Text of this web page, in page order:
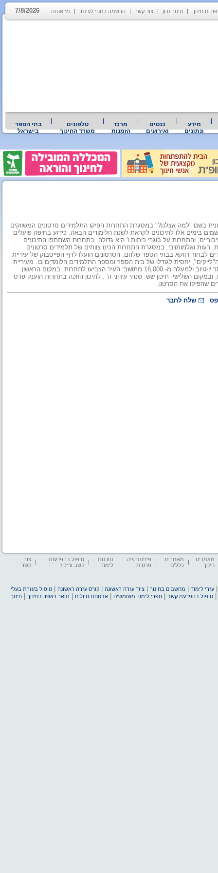
פורום חינוך חינוך נכון צור קשר הרשמה כמנוי לעיתון מי אנחנו 7/8/2026
מידע
ונתונים
כנסים
ואירועים
מרכז
הזמנות
טלפונים
משרד החינוך
בתי הספר
בישראל
בשם "למה אצלנו?" במסגרת התחרות הפיקו התלמידים סרטונים המשווקים
בימים אלו לתיכונים לקראת לשנת הלימודים הבאה. כידוע בחיפה פועלים
והתחרות על בוגרי כיתות ו' היא גדולה. בתחרות השתתפו התיכונים:
רעות ואלמותנבי. במסגרת התחרות הכינו צוותים של תלמידים סרטונים
לתלמידים לבחור דווקא בבתי הספר שלהם. הסרטונים הועלו לדף הפייסבוק של עיריית
יחסית לגודלו של בית הספר ומספר התלמידים הלומדים בו. מעיריית
חיפה נמסר, כי הסרטונים זכו לחשיפה של מעל ל-60,000 צפיות באתר יו-טיוב ולמעלה מ- 16,000 מתושבי העיר הצביעו לתחרות. במקום הראשון
השלישי- תיכון שש- שנתי עירוני ה' . לתיכון הזוכה בתחרות הוענק פרס
שהפיקו את הסרטון.
שלח לחבר
מאמרים
חינוך
מאמרים
כללים
פיזיותרפיה
פרטית
תוכנות
לימוד
טיפול בהפרעות
קשב וריכוז
צור
קשר
עזרי לימוד מחשבים בחינוך |ציוד עזרה ראשונה |קורס עזרה ראשונה |טיפול בעזרת בעלי
|טיפול בהפרעת קשב |ספרי לימוד משומשים |אבטחת טיולים תואר ראשון בחינוך |חינוך